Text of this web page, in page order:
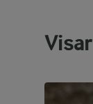
Visar